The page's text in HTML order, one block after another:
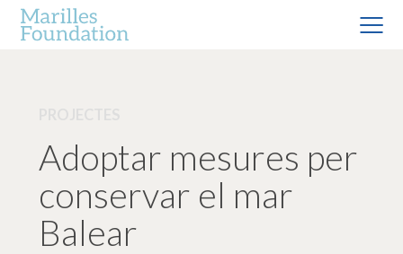
Adoptar mesures per
conservar el mar
Balear